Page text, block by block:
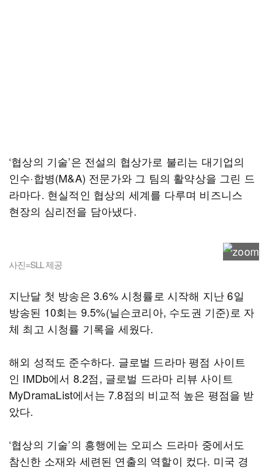
‘협상의 기술’은 전설의 협상가로 불리는 대기업의
인수·합병(M&A) 전문가와 그 팀의 활약상을 그린 드
라마다. 현실적인 협상의 세계를 다루며 비즈니스
현장의 심리전을 담아냈다.
사진=SLL 제공
지난달 첫 방송은 3.6% 시청률로 시작해 지난 6일
방송된 10회는 9.5%(닐슨코리아, 수도권 기준)로 자
체 최고 시청률 기록을 세웠다.
해외 성적도 준수하다. 글로벌 드라마 평점 사이트
인 IMDb에서 8.2점, 글로벌 드라마 리뷰 사이트
MyDramaList에서는 7.8점의 비교적 높은 평점을 받
았다.
‘협상의 기술’의 흥행에는 오피스 드라마 중에서도
참신한 소재와 세련된 연출의 역할이 컸다. 미국 경